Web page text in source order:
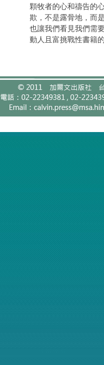
顆牧者的心和禱告的
欺，不是露骨地，而
也讓我們看見我們需
動人且富挑戰性書籍